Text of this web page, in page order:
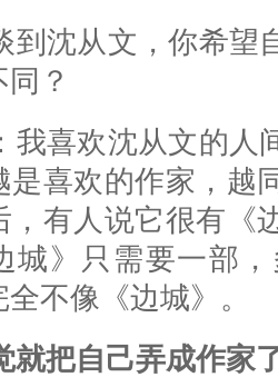
到沈从文，你希望
？
我喜欢沈从文的人
是喜欢的作家，越
，有人说它很有《
城》只需要一部
全不像《边城》。
就把自己弄成作家